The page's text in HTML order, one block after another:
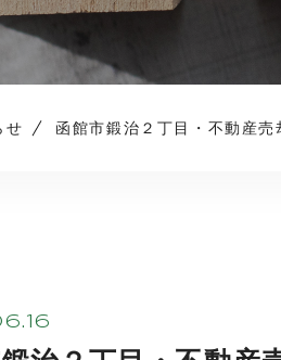
せ 函館市鍛治２丁目・不動産売